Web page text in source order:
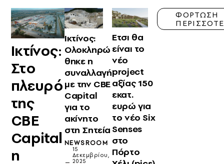
Ικτίνος:
Στο
πλευρό
της
CBE
Capital
η
Ικτίνος:
Ολοκληρώ
θηκε η
συναλλαγή
με την CBE
Capital
για το
ακίνητο
στη Σητεία
NEWSROOM
15
Δεκεμβρίου,
2025
Ετσι θα
είναι το
νέο
project
αξίας 150
εκατ.
ευρώ για
το νέο Six
Senses
στο
Πόρτο
ΦΟΡΤΩΣΗ